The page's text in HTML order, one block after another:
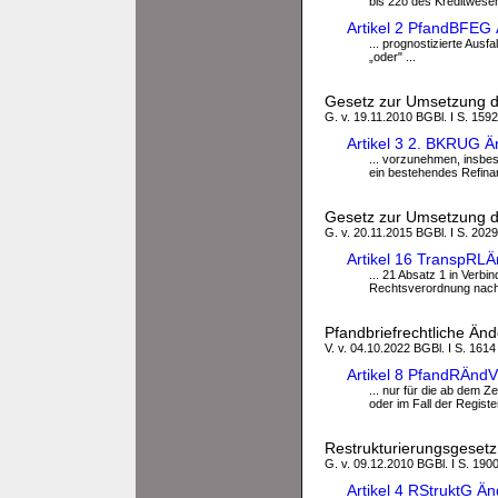
Artikel 2
... prognostizierte
„oder" ...
Gesetz zur Umsetzung
G. v. 19.11.2010 BGBl. I S. 1592
Artikel 3 2. BKRUG
... vorzunehmen,
ein bestehendes
Gesetz zur Umsetzung
G. v. 20.11.2015 BGBl. I S.
Artikel 16
... 21 Absatz 1 in
Rechtsverordnung
Pfandbriefrechtliche
V. v. 04.10.2022 BGBl. I S. 1614
Artikel 8
... nur für die ab dem
oder im Fall der
Restrukturierungsgesetz
G. v. 09.12.2010 BGBl. I S. 1900
Artikel 4 RStruktG